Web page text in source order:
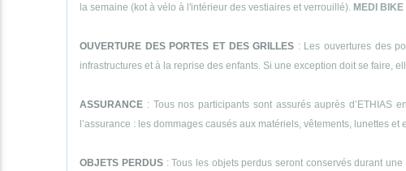
la semaine (kot à vélo à l'intérieur des vestiaires et verrouillé). MEDI
OUVERTURE DES PORTES ET DES GRILLES : Les ouvertures des
infrastructures et à la reprise des enfants. Si une exception doit se faire,
ASSURANCE : Tous nos participants sont assurés auprès
l’assurance : les dommages causés aux matériels, vêtements, lunettes
OBJETS PERDUS: Tous les objets perdus seront conservés durant